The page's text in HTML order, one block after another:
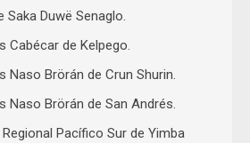
Saka Duwë Senaglo.
Cabécar de Kelpego.
Naso Brörán de Crun Shurin.
Naso Brörán de San Andrés.
Pacífico Sur de Yimba